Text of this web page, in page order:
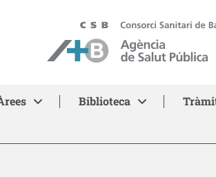
ASPB - Agència de Salut Pública
Biblioteca